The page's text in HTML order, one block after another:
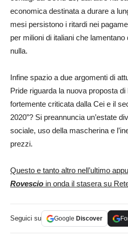
economica destinata a durare a
mesi persistono i ritardi nei
per milioni di italiani che
nulla.
Infine spazio a due argomenti di
Pride riguarda la nuova proposta di
fortemente criticata dalla Cei e il
2020”? Si preannuncia un’estate
sociale, uso della mascherina e
prezzi.
Questo e tanto altro nell’ultimo
Rovescio in onda il stasera su
Seguici su Google Discover